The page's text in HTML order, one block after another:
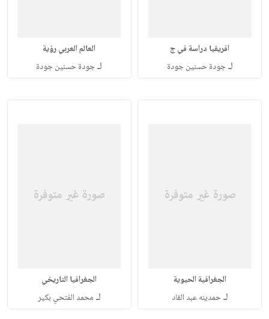
افريقيا دراسة في ج
لـجودة حسنين جودة
العالم العربي رؤية
لـجودة حسنين جودة
الجغرافية الحيوية
لـحمدينه عبد القاد
الجغرافيا التاريخي
لـ محمد الفتحي بكير